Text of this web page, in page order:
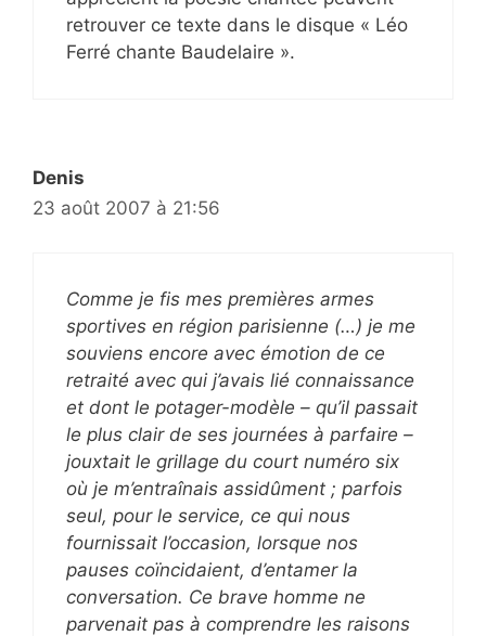
retrouver ce texte dans le disque « Léo
Ferré chante Baudelaire ».
Denis
23 août 2007 à 21:56
Comme je fis mes premières armes
sportives en région parisienne (…) je me
souviens encore avec émotion de ce
retraité avec qui j’avais lié connaissance
et dont le potager-modèle – qu’il passait
le plus clair de ses journées à parfaire –
jouxtait le grillage du court numéro six
où je m’entraînais assidûment ; parfois
seul, pour le service, ce qui nous
fournissait l’occasion, lorsque nos
pauses coïncidaient, d’entamer la
conversation. Ce brave homme ne
parvenait pas à comprendre les raisons